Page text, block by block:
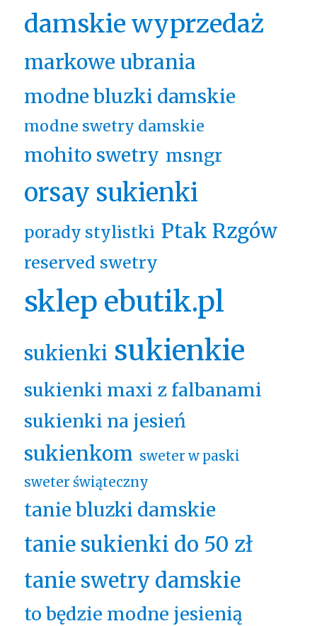
damskie wyprzedaż
markowe ubrania
modne bluzki damskie
modne swetry damskie
mohito swetry msngr
orsay sukienki
porady stylistki Ptak Rzgów
reserved swetry
sklep ebutik.pl
sukienki sukienkie
sukienki maxi z falbanami
sukienki na jesień
sukienkom sweter w paski
sweter świąteczny
tanie bluzki damskie
tanie sukienki do 50 zł
tanie swetry damskie
to będzie modne jesienią